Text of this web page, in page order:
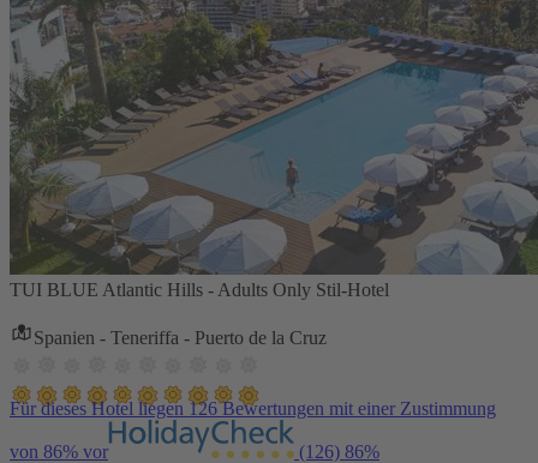
TUI BLUE Atlantic Hills - Adults Only Stil-Hotel
Spanien - Teneriffa - Puerto de la Cruz
Für dieses Hotel liegen 126 Bewertungen mit einer Zustimmung
von 86% vor (126) 86%